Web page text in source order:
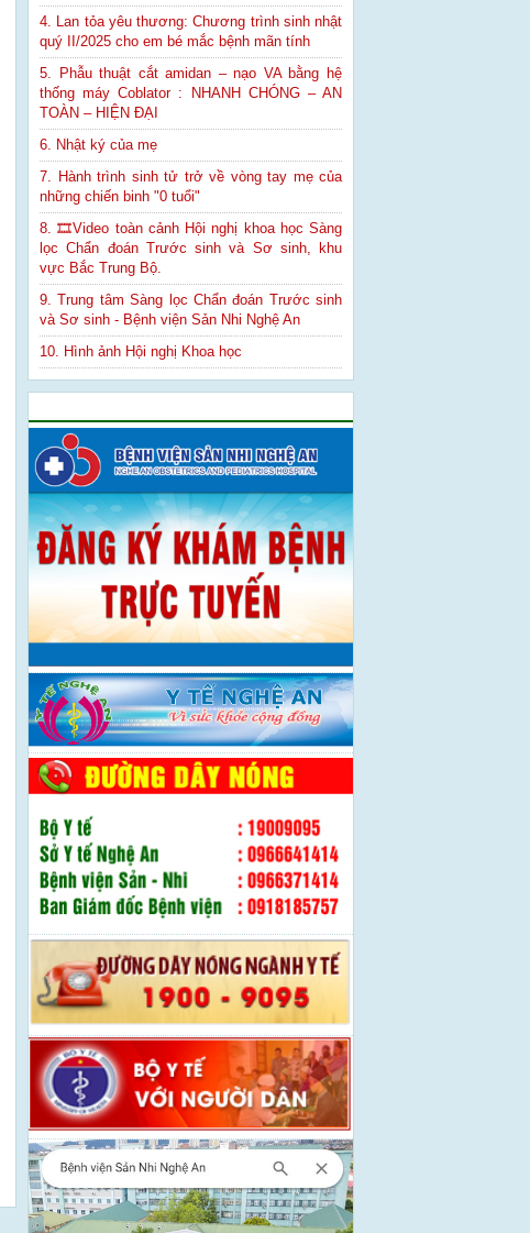
4. Lan tỏa yêu thương: Chương trình sinh nhật
quý II/2025 cho em bé mắc bệnh mãn tính
5. Phẫu thuật cắt amidan – nạo VA bằng hệ
thống máy Coblator : NHANH CHÓNG – AN
TOÀN – HIỆN ĐẠI
6. Nhật ký của mẹ
7. Hành trình sinh tử trở về vòng tay mẹ của
những chiến binh "0 tuổi"
8. 🎞Video toàn cảnh Hội nghị khoa học Sàng
lọc Chẩn đoán Trước sinh và Sơ sinh, khu
vực Bắc Trung Bộ.
9. Trung tâm Sàng lọc Chẩn đoán Trước sinh
và Sơ sinh - Bệnh viện Sản Nhi Nghệ An
10. Hình ảnh Hội nghị Khoa học